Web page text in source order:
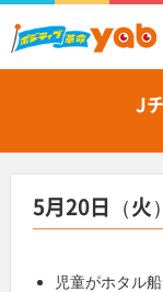
J
5月20日（火
児童がホタル